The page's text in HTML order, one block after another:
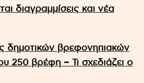
διαγραμμίσεις και νέα
δημοτικών βρεφονηπιακών
250 βρέφη – Τι σχεδιάζει ο